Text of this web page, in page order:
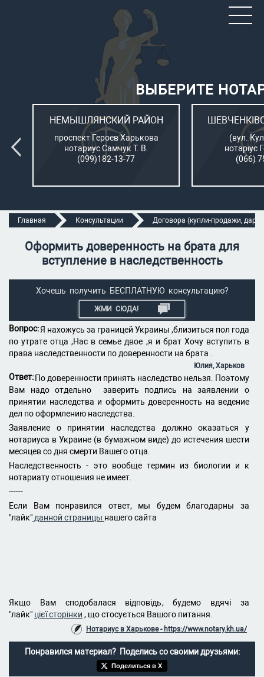
ВЫБЕРИТЕ
НЕМЫШЛЯНСКИЙ РАЙОН
проспект Героев Харькова
нотариус Самчук Т. В.
(099)182-13-77
(вул.
нотаріус
(066)
Главная Консультации Договора (купли-продажи,
Оформить доверенность на брата для
вступление в наследственность
Хочешь получить БЕСПЛАТНУЮ консультацию?
ЖМИ СЮДА!
Вопрос:Я нахожусь за границей Украины ,близиться пол года
по утрате отца ,Нас в семье двое ,я и брат Хочу вступить в
права наследственности по доверенности на брата .
Юлия, Харьков
Ответ: По доверенности принять наследство нельзя. Поэтому
Вам надо отдельно заверить подпись на заявлении о
принятии наследства и оформить доверенность на ведение
дел по оформлению наследства.
Заявление о принятии наследства должно оказаться у
нотариуса в Украине (в бумажном виде) до истечения шести
месяцев со дня смерти Вашего отца.
Наследственность - это вообще термин из биологии и к
нотариату отношения не имеет.
------
Если Вам понравился ответ, мы будем благодарны за
"лайк" данной страницы нашего сайта
Якщо Вам сподобалася відповідь, будемо вдячі за
"лайк" цієї сторінки , що стосується Вашого питання.
Нотариус в Харькове - https://www.notary.kh.ua/
Понравился материал? Поделись со своими друзьями:
Поделиться в X